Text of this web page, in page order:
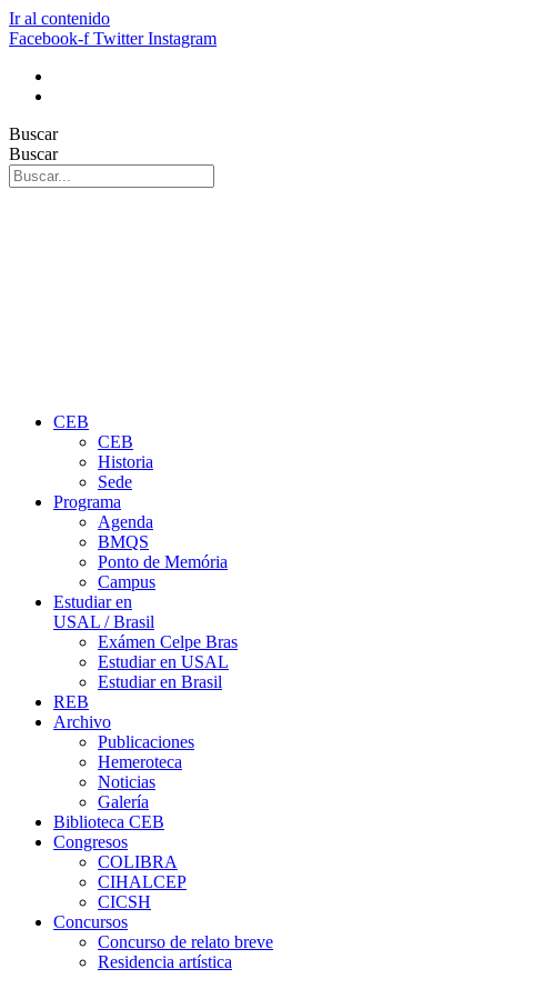
Ir al contenido
Facebook-f Twitter Instagram
Buscar
Buscar
CEB
CEB
Historia
Sede
Programa
Agenda
BMQS
Ponto de Memória
Campus
Estudiar en
USAL / Brasil
Exámen Celpe Bras
Estudiar en USAL
Estudiar en Brasil
REB
Archivo
Publicaciones
Hemeroteca
Noticias
Galería
Biblioteca CEB
Congresos
COLIBRA
CIHALCEP
CICSH
Concursos
Concurso de relato breve
Residencia artística